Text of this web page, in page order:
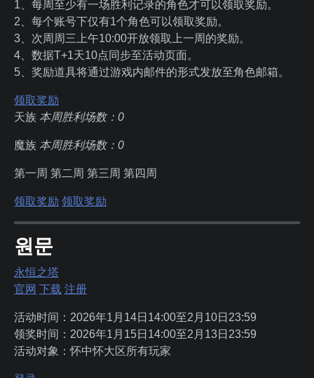
1、每周至少有一场胜利记录的角色才可以领取奖励。
2、每个账号下仅有1个角色可以领取奖励。
3、次周周三上午10:00开放领取上一周的奖励。
4、数据T+1天10点同步至活动页面。
5、奖励道具将通过游戏内邮件的形式发放至角色邮箱。
领取奖励
天族 本周胜利场数： 0
魔族 本周胜利场数： 0
第一周 第二周 第三周 第四周
领取奖励 领取奖励
원문
永恒之塔
官网 下载 注册
活动时间：2026年1月14日14:00至2月10日23:59
领奖时间：2026年1月15日14:00至2月13日23:59
活动对象：怀中怀大区所有玩家